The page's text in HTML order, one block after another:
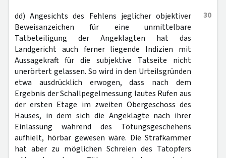
30
dd) Angesichts des Fehlens jeglicher objektiver
Beweisanzeichen für eine unmittelbare
Tatbeteiligung der Angeklagten hat das
Landgericht auch ferner liegende Indizien mit
Aussagekraft für die subjektive Tatseite nicht
unerörtert gelassen. So wird in den Urteilsgründen
etwa ausdrücklich erwogen, dass nach dem
Ergebnis der Schallpegelmessung lautes Rufen aus
der ersten Etage im zweiten Obergeschoss des
Hauses, in dem sich die Angeklagte nach ihrer
Einlassung während des Tötungsgeschehens
aufhielt, hörbar gewesen wäre. Die Strafkammer
hat aber zu möglichen Schreien des Tatopfers